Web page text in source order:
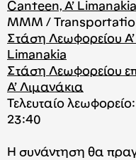
Canteen, A’ Limanakia
ΜΜΜ /
Στάση Λεωφορείου
Limanakia
Στάση Λεωφορείου
Α’ Λιμανάκια
Τελευταίο
23:40
Η συνάντηση θα